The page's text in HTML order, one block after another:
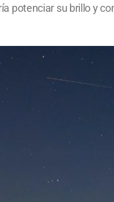
potenciar su brillo y